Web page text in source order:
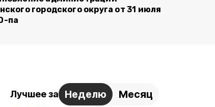
городского округа от 31 июля
па
Лучшее за Неделю Месяц